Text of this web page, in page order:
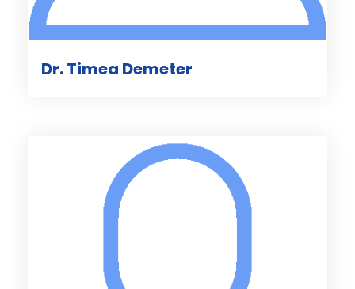
Dr. Timea Demeter